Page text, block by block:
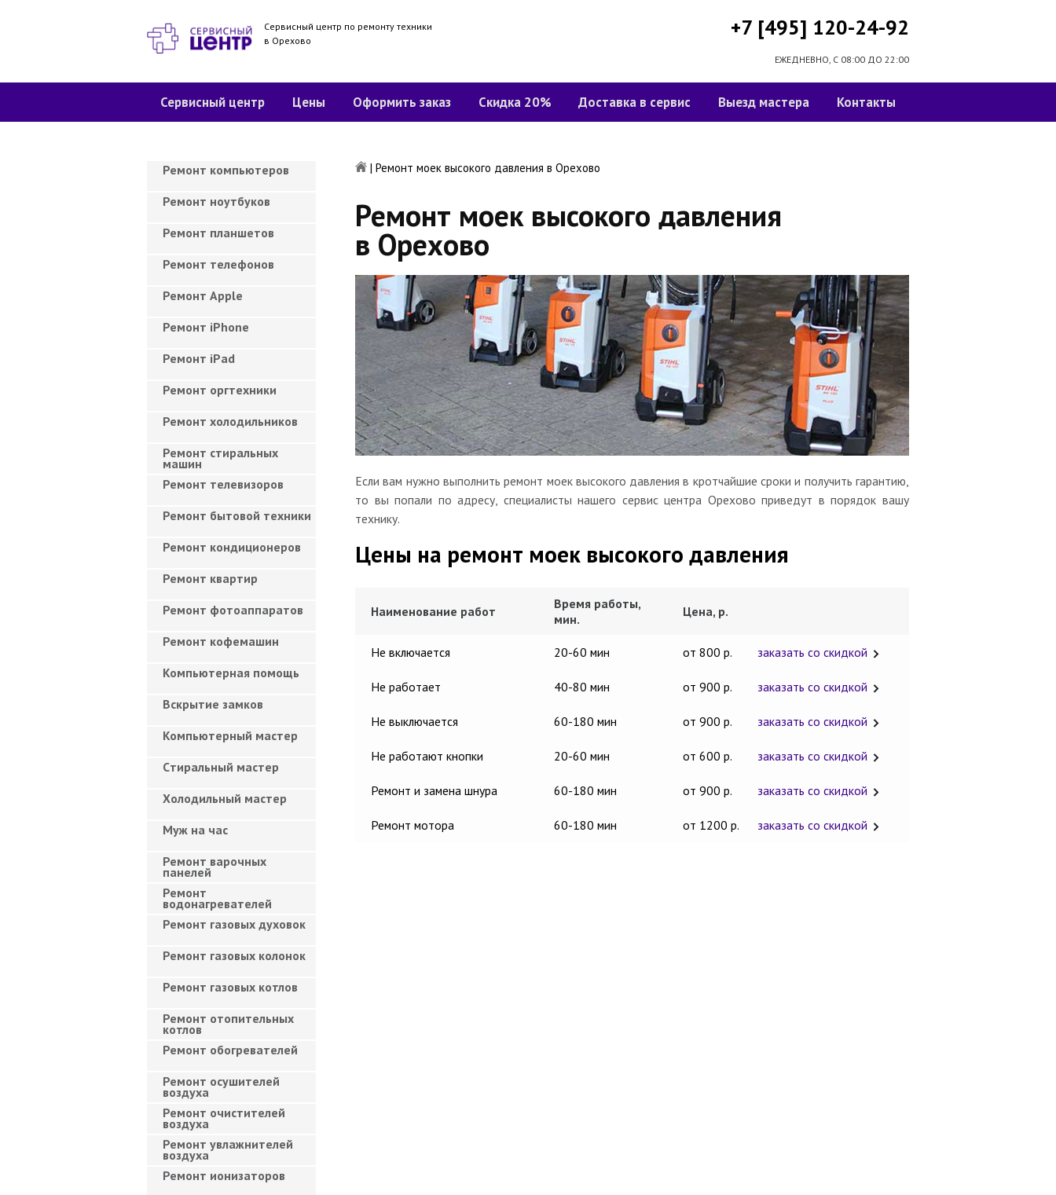
Сервисный центр по ремонту техники
в Орехово
+7 [495] 120-24-92
ЕЖЕДНЕВНО, С 08:00 ДО 22:00
Сервисный центр Цены Оформить заказ Скидка 20% Доставка в сервис Выезд мастера Контакты
| Ремонт моек высокого давления в Орехово
Ремонт моек высокого давления
в Орехово
Если вам нужно выполнить ремонт моек высокого давления в кротчайшие сроки и получить гарантию,
то вы попали по адресу, специалисты нашего сервис центра Орехово приведут в порядок вашу
технику.
Цены на ремонт моек высокого давления
Наименование работ
Время работы,
мин.
Цена, р.
Не включается 20-60 мин от 800 р. заказать со скидкой
Не работает 40-80 мин от 900 р. заказать со скидкой
Не выключается 60-180 мин от 900 р. заказать со скидкой
Не работают кнопки 20-60 мин от 600 р. заказать со скидкой
Ремонт и замена шнура 60-180 мин от 900 р. заказать со скидкой
Ремонт мотора 60-180 мин от 1200 р. заказать со скидкой
Ремонт компьютеров
Ремонт ноутбуков
Ремонт планшетов
Ремонт телефонов
Ремонт Apple
Ремонт iPhone
Ремонт iPad
Ремонт оргтехники
Ремонт холодильников
Ремонт стиральных
машин
Ремонт телевизоров
Ремонт бытовой техники
Ремонт кондиционеров
Ремонт квартир
Ремонт фотоаппаратов
Ремонт кофемашин
Компьютерная помощь
Вскрытие замков
Компьютерный мастер
Cтиральный мастер
Холодильный мастер
Муж на час
Ремонт варочных
панелей
Ремонт
водонагревателей
Ремонт газовых духовок
Ремонт газовых колонок
Ремонт газовых котлов
Ремонт отопительных
котлов
Ремонт обогревателей
Ремонт осушителей
воздуха
Ремонт очистителей
воздуха
Ремонт увлажнителей
воздуха
Ремонт ионизаторов